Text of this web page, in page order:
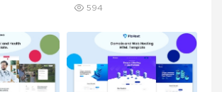
594